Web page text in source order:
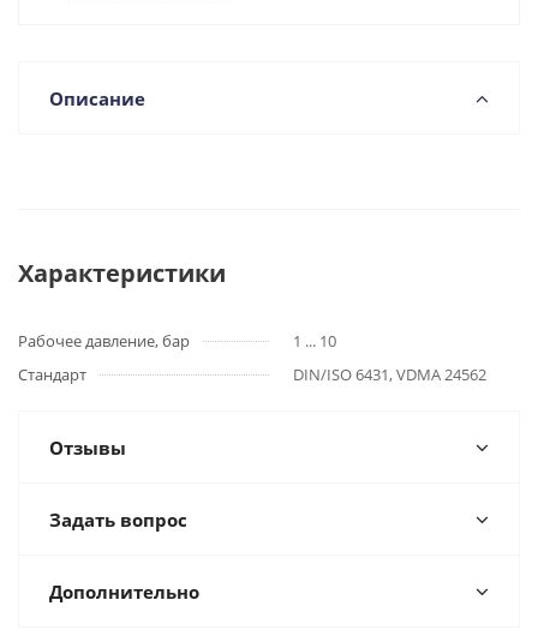
Описание
Характеристики
Рабочее давление, бар
1 ... 10
Стандарт
DIN/ISO 6431, VDMA 24562
Отзывы
Задать вопрос
Дополнительно